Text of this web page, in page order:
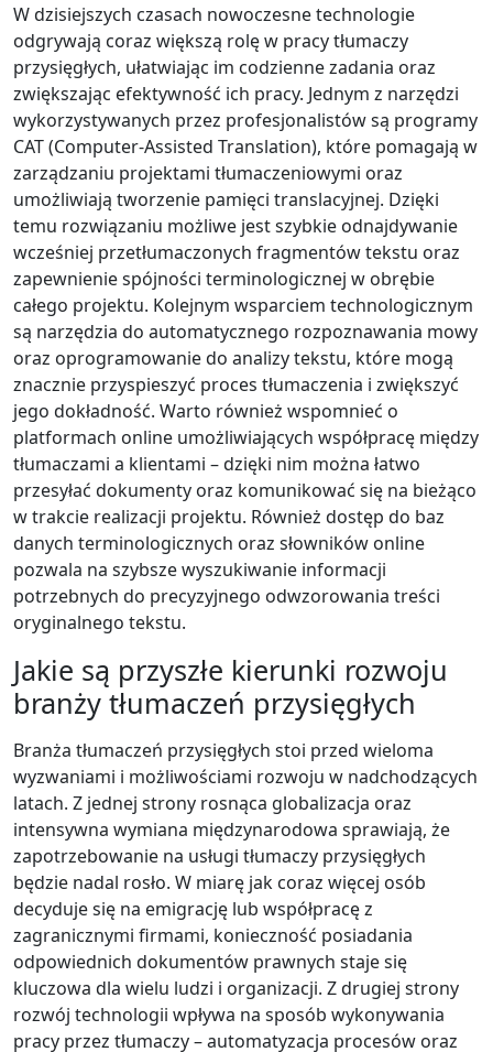
W dzisiejszych czasach nowoczesne technologie
odgrywają coraz większą rolę w pracy tłumaczy
przysięgłych, ułatwiając im codzienne zadania oraz
zwiększając efektywność ich pracy. Jednym z narzędzi
wykorzystywanych przez profesjonalistów są programy
CAT (Computer-Assisted Translation), które pomagają w
zarządzaniu projektami tłumaczeniowymi oraz
umożliwiają tworzenie pamięci translacyjnej. Dzięki
temu rozwiązaniu możliwe jest szybkie odnajdywanie
wcześniej przetłumaczonych fragmentów tekstu oraz
zapewnienie spójności terminologicznej w obrębie
całego projektu. Kolejnym wsparciem technologicznym
są narzędzia do automatycznego rozpoznawania mowy
oraz oprogramowanie do analizy tekstu, które mogą
znacznie przyspieszyć proces tłumaczenia i zwiększyć
jego dokładność. Warto również wspomnieć o
platformach online umożliwiających współpracę między
tłumaczami a klientami – dzięki nim można łatwo
przesyłać dokumenty oraz komunikować się na bieżąco
w trakcie realizacji projektu. Również dostęp do baz
danych terminologicznych oraz słowników online
pozwala na szybsze wyszukiwanie informacji
potrzebnych do precyzyjnego odwzorowania treści
oryginalnego tekstu.
Jakie są przyszłe kierunki rozwoju
branży tłumaczeń przysięgłych
Branża tłumaczeń przysięgłych stoi przed wieloma
wyzwaniami i możliwościami rozwoju w nadchodzących
latach. Z jednej strony rosnąca globalizacja oraz
intensywna wymiana międzynarodowa sprawiają, że
zapotrzebowanie na usługi tłumaczy przysięgłych
będzie nadal rosło. W miarę jak coraz więcej osób
decyduje się na emigrację lub współpracę z
zagranicznymi firmami, konieczność posiadania
odpowiednich dokumentów prawnych staje się
kluczowa dla wielu ludzi i organizacji. Z drugiej strony
rozwój technologii wpływa na sposób wykonywania
pracy przez tłumaczy – automatyzacja procesów oraz